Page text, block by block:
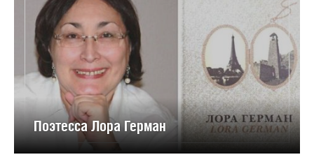
Поэтесса Лора Герман